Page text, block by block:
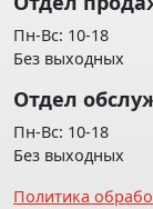
Пн-Вс: 10-18
Без выходных
Отдел
Пн-Вс: 10-18
Без выходных
Политика